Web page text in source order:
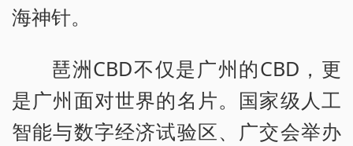
海神针。
琶洲CBD不仅是广州的CBD，更
是广州面对世界的名片。国家级人工
智能与数字经济试验区、广交会举办